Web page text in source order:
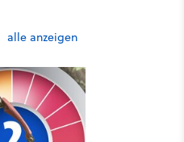
alle anzeigen